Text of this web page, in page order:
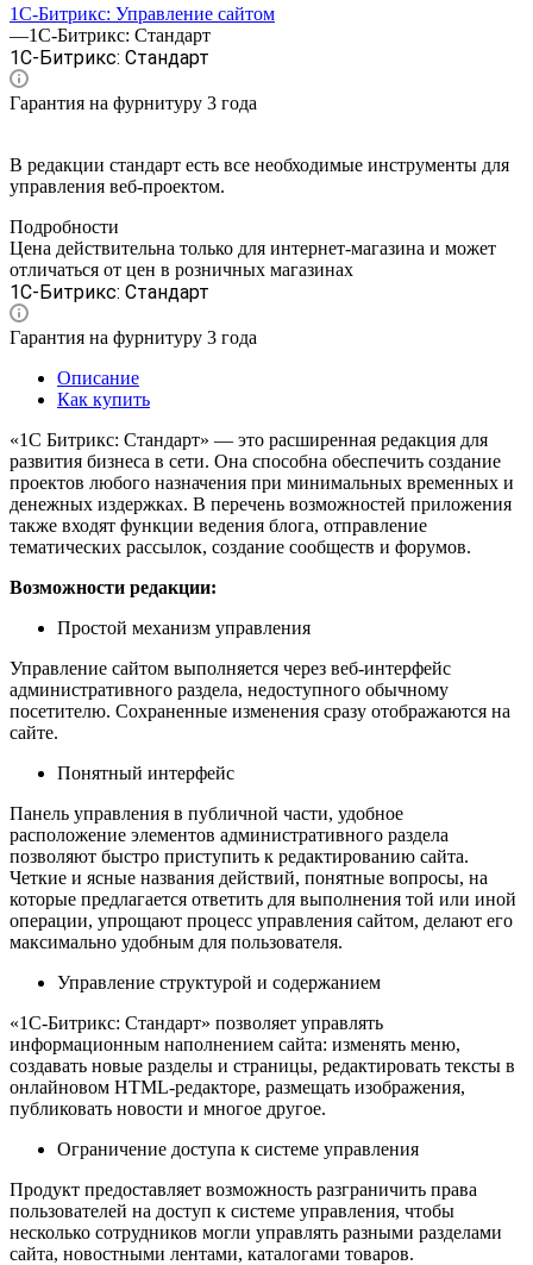
1С-Битрикс: Управление сайтом
—1С-Битрикс: Стандарт
1С-Битрикс: Стандарт
Гарантия на фурнитуру 3 года
В редакции стандарт есть все необходимые инструменты для
управления веб-проектом.
Подробности
Цена действительна только для интернет-магазина и может
отличаться от цен в розничных магазинах
1С-Битрикс: Стандарт
Гарантия на фурнитуру 3 года
Описание
Как купить
«1С Битрикс: Стандарт» — это расширенная редакция для
развития бизнеса в сети. Она способна обеспечить создание
проектов любого назначения при минимальных временных и
денежных издержках. В перечень возможностей приложения
также входят функции ведения блога, отправление
тематических рассылок, создание сообществ и форумов.
Возможности редакции:
Простой механизм управления
Управление сайтом выполняется через веб-интерфейс
административного раздела, недоступного обычному
посетителю. Сохраненные изменения сразу отображаются на
сайте.
Понятный интерфейс
Панель управления в публичной части, удобное
расположение элементов административного раздела
позволяют быстро приступить к редактированию сайта.
Четкие и ясные названия действий, понятные вопросы, на
которые предлагается ответить для выполнения той или иной
операции, упрощают процесс управления сайтом, делают его
максимально удобным для пользователя.
Управление структурой и содержанием
«1С-Битрикс: Стандарт» позволяет управлять
информационным наполнением сайта: изменять меню,
создавать новые разделы и страницы, редактировать тексты в
онлайновом HTML-редакторе, размещать изображения,
публиковать новости и многое другое.
Ограничение доступа к системе управления
Продукт предоставляет возможность разграничить права
пользователей на доступ к системе управления, чтобы
несколько сотрудников могли управлять разными разделами
сайта, новостными лентами, каталогами товаров.